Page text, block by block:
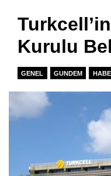
Kurulu
GENEL GUNDEM